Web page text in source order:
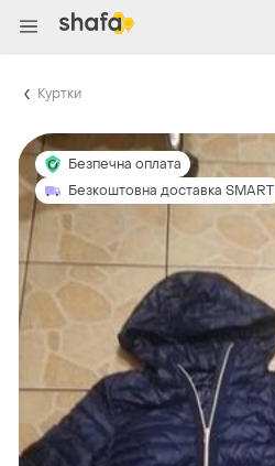
Куртки
Безпечна оплата
Безкоштовна доставка SMART